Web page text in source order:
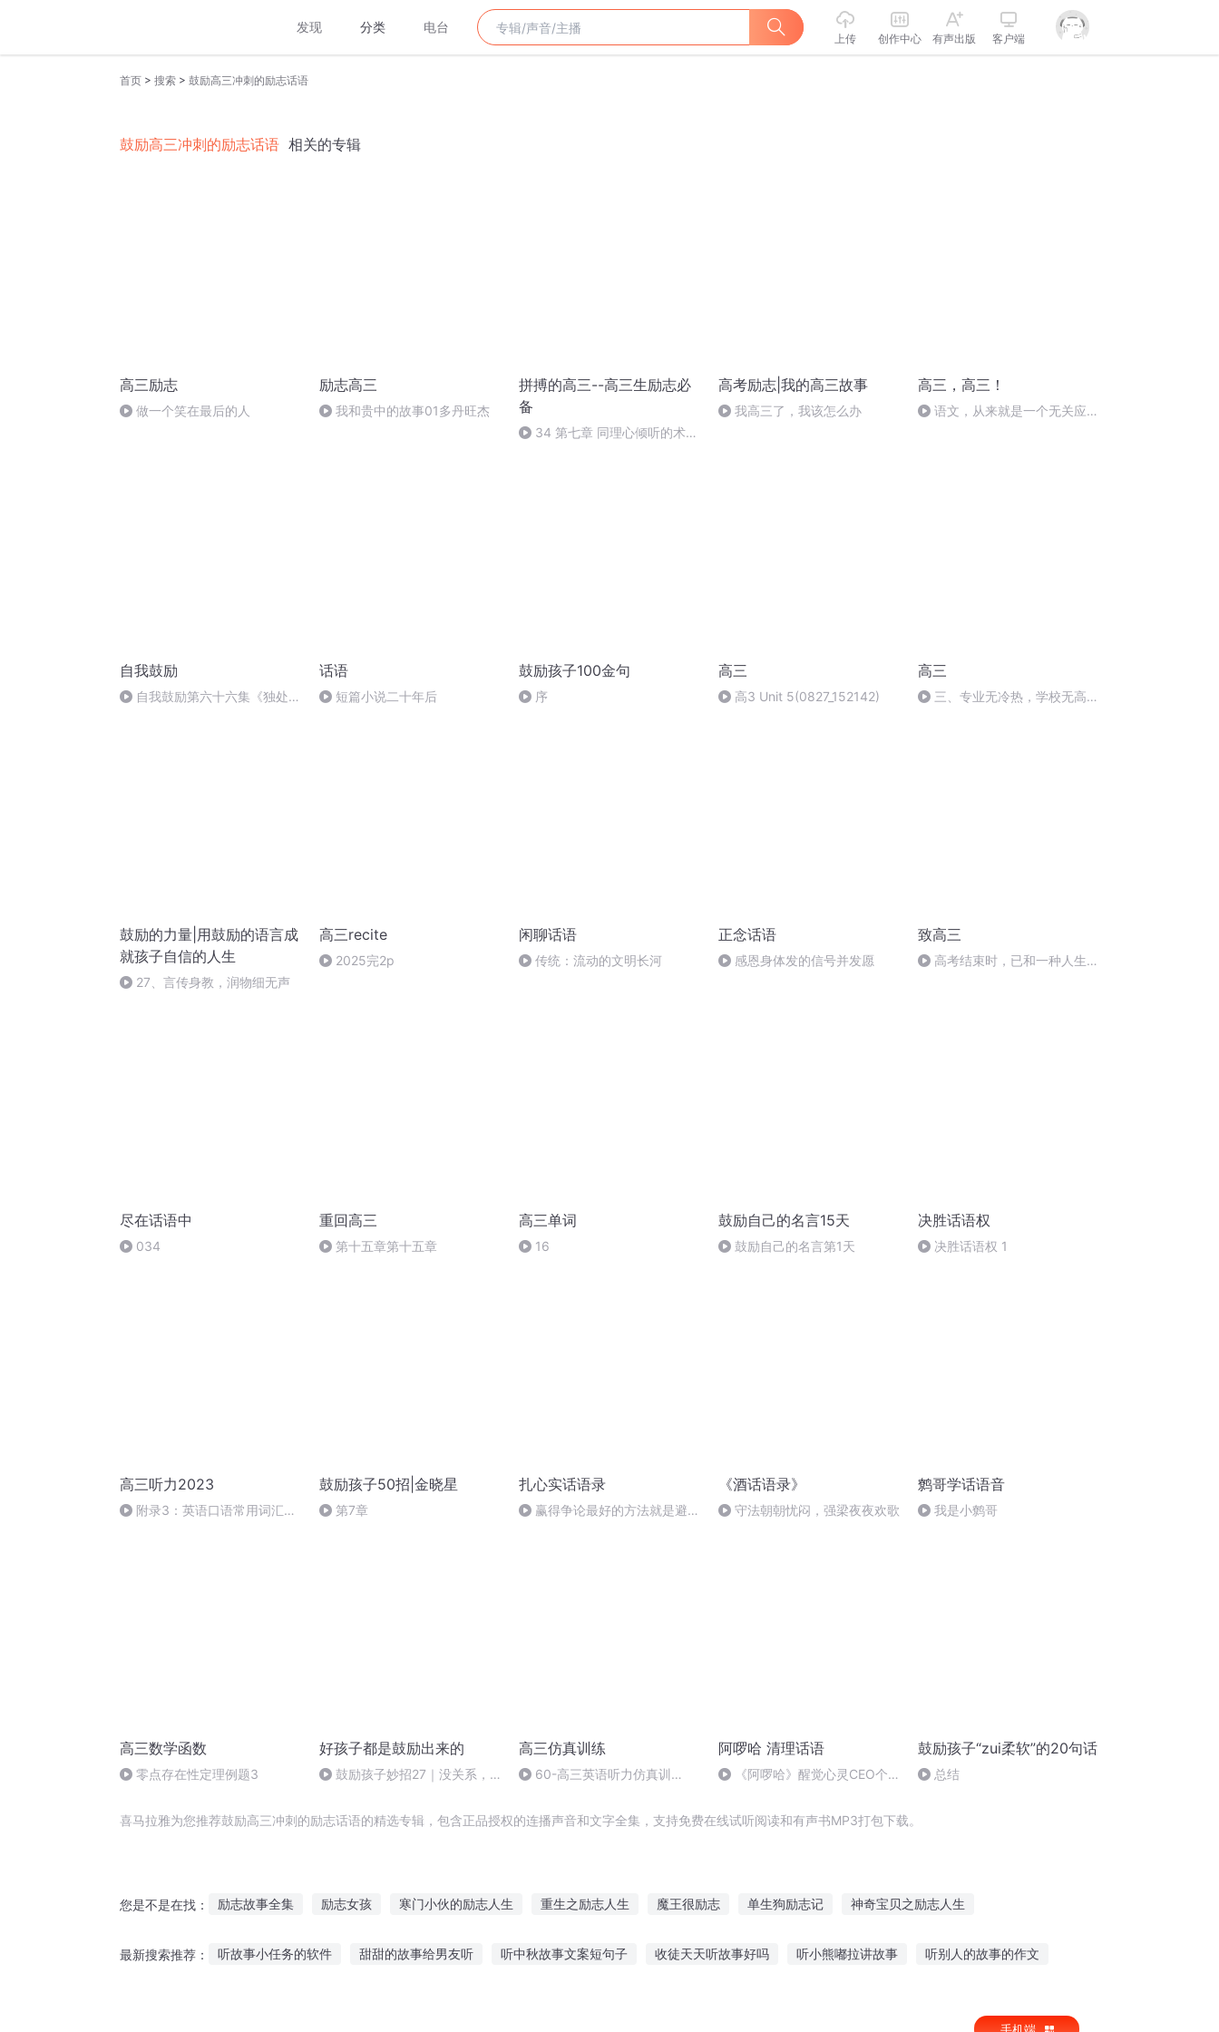
发现 分类 电台
上传 创作中心 有声出版 客户端
首页 > 搜索 > 鼓励高三冲刺的励志话语
鼓励高三冲刺的励志话语 相关的专辑
高三励志
做一个笑在最后的人
励志高三
我和贵中的故事01多丹旺杰
拼搏的高三--高三生励志必
备
34 第七章 同理心倾听的术和
高考励志|我的高三故事
我高三了，我该怎么办
高三，高三！
语文，从来就是一个无关应试
自我鼓励
自我鼓励第六十六集《独处，
话语
短篇小说二十年后
鼓励孩子100金句
序
高三
高3 Unit 5(0827_152142)
高三
三、专业无冷热，学校无高低
鼓励的力量|用鼓励的语言成
就孩子自信的人生
27、言传身教，润物细无声
高三recite
2025完2p
闲聊话语
传统：流动的文明长河
正念话语
感恩身体发的信号并发愿
致高三
高考结束时，已和一种人生诀
尽在话语中
034
重回高三
第十五章第十五章
高三单词
16
鼓励自己的名言15天
鼓励自己的名言第1天
决胜话语权
决胜话语权 1
高三听力2023
附录3：英语口语常用词汇与
鼓励孩子50招|金晓星
第7章
扎心实话语录
赢得争论最好的方法就是避免
《酒话语录》
守法朝朝忧闷，强梁夜夜欢歌
鹩哥学话语音
我是小鹩哥
高三数学函数
零点存在性定理例题3
好孩子都是鼓励出来的
鼓励孩子妙招27｜没关系，
高三仿真训练
60-高三英语听力仿真训
阿啰哈 清理话语
《阿啰哈》醒觉心灵CEO个
鼓励孩子“zui柔软”的20句话
总结
喜马拉雅为您推荐鼓励高三冲刺的励志话语的精选专辑，包含正品授权的连播声音和文字全集，支持免费在线试听阅读和有声书MP3打包下载。
您是不是在找： 励志故事全集 励志女孩 寒门小伙的励志人生 重生之励志人生 魔王很励志 单生狗励志记 神奇宝贝之励志人生
最新搜索推荐： 听故事小任务的软件 甜甜的故事给男友听 听中秋故事文案短句子 收徒天天听故事好吗 听小熊嘟拉讲故事 听别人的故事的作文